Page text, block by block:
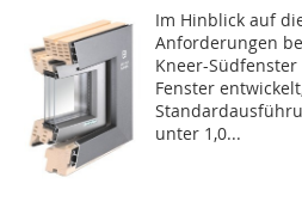
Im Hinblick auf
Anforderungen
Kneer-
Fenster
unter 1,0...